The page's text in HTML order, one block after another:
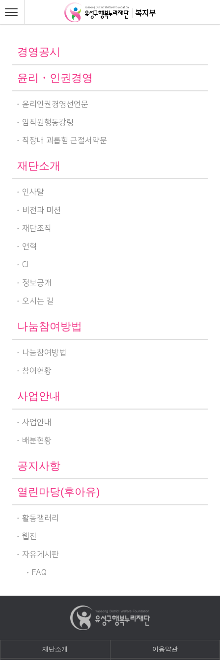
경영공시
윤리・인권경영
윤리인권경영선언문
임직원행동강령
직장내 괴롭힘 근절서약문
재단소개
인사말
비전과 미션
재단조직
연혁
CI
정보공개
오시는 길
나눔참여방법
나눔참여방법
참여현황
사업안내
사업안내
배분현황
공지사항
열린마당(후아유)
활동갤러리
웹진
자유게시판
FAQ
재단소개 이용약관